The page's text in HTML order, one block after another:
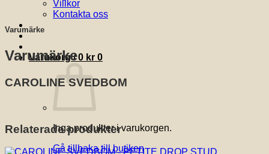
Villkor
Kontakta oss
Varukorg /0 kr 0
Inga produkter i varukorgen.
Gå tillbaka till butiken
Varumärke
Varumärke
CAROLINE SVEDBOM
Relaterade produkter